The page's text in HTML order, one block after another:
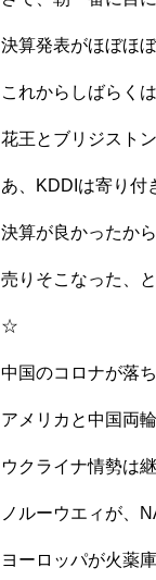
決算発表がほぼほ
これからしばらく
花王とブリジスト
あ、KDDIは寄り付
決算が良かったか
売りそこなった、
☆
中国のコロナが落
アメリカと中国両
ウクライナ情勢は
ノルーウエィが、
ヨーロッパが火薬